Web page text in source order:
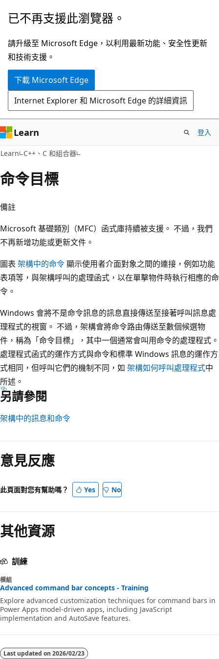
跳
主
要
內
已不再支援此瀏覽器。
請升級至 Microsoft Edge，以利用最新功能、安全性更新
和技術支援。
下載 Microsoft Edge
Internet Explorer 和 Microsoft Edge 的詳細資訊
Learn 登入
Learn C++、C 和組合器
命令目標
備註
Microsoft 基礎類別（MFC）函式庫持續被支援。 不過，我們
不再新增功能或更新文件。
圖表 架構中的命令顯示使用者介面對象之間的連接，例如功能
表項等，與架構呼叫的處理函式，以在單擊物件時執行相應的命
令。
Windows 會將不是命令訊息的訊息直接傳送至接著呼叫訊息處
理程式的視窗。 不過，架構會將命令路由傳送至數個候選物
件，稱為「命令目標」，其中一個通常會叫用命令的處理程式。
處理程式函式的運作方式與命令和標準 Windows 訊息的運作方
式相同，但呼叫它們的機制不同，如 架構如何呼叫處理程式中
所述。
另請參閱
架構中的訊息和命令
讀
模
已
用
意見反應
此頁面對您有幫助嗎？ Yes No
其他資源
訓練
模組
Advanced command bar concepts - Training
Explore advanced customization techniques for command bars in
Power Apps model-driven apps, including JavaScript
implementation and AutoSave features.
Last updated on 2026/02/23